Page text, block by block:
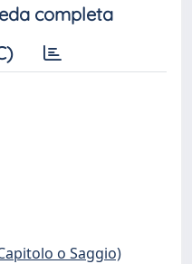
completa
o Saggio)